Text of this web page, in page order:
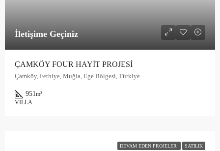
İletişime Geçiniz
ÇAMKÖY FOUR HAYİT PROJESİ
Çamköy, Fethiye, Muğla, Ege Bölgesi, Türkiye
951m²
VILLA
DEVAM EDEN PROJELER SATILIK